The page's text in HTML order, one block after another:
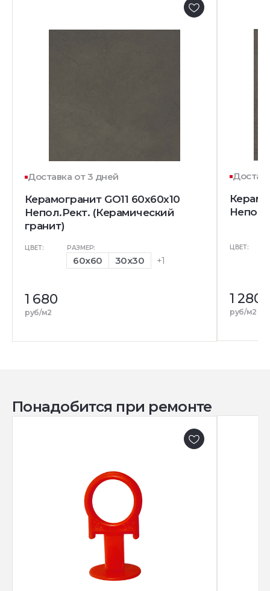
Доставка от 3 дней
Керамогранит GO11 60x60x10
Непол.Рект. (Керамический
гранит)
ЦВЕТ: РАЗМЕР:
60x60 30x30 +1
1 680
руб/м2
Непол.
ЦВЕТ:
1 280
руб/м2
Понадобится при ремонте